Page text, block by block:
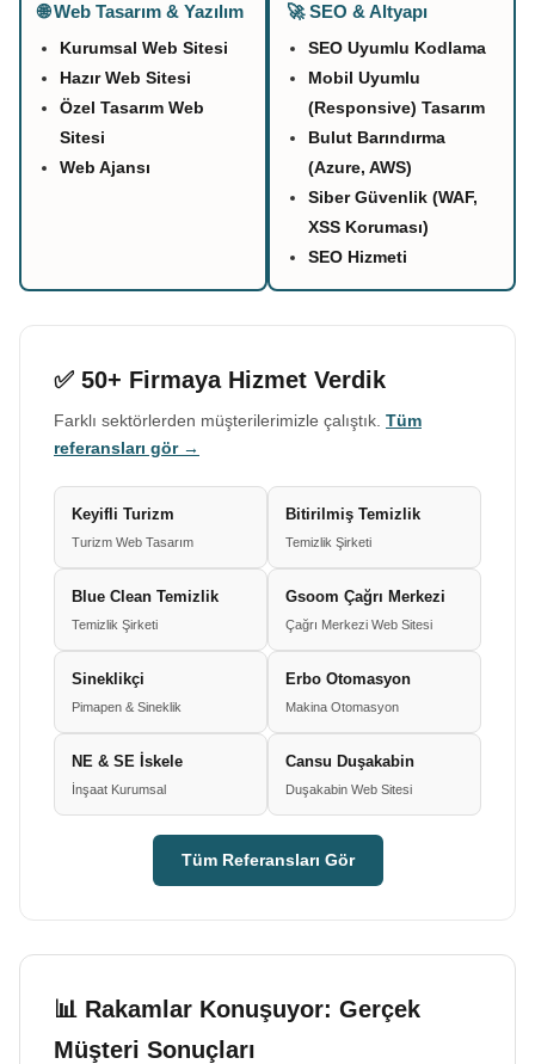
🌐 Web Tasarım & Yazılım
Kurumsal Web Sitesi
Hazır Web Sitesi
Özel Tasarım Web
Sitesi
Web Ajansı
🚀 SEO & Altyapı
SEO Uyumlu Kodlama
Mobil Uyumlu
(Responsive) Tasarım
Bulut Barındırma
(Azure, AWS)
Siber Güvenlik (WAF,
XSS Koruması)
SEO Hizmeti
✅ 50+ Firmaya Hizmet Verdik
Farklı sektörlerden müşterilerimizle çalıştık. Tüm
referansları gör →
Keyifli Turizm
Turizm Web Tasarım
Bitirilmiş Temizlik
Temizlik Şirketi
Blue Clean Temizlik
Temizlik Şirketi
Gsoom Çağrı Merkezi
Çağrı Merkezi Web Sitesi
Sineklikçi
Pimapen & Sineklik
Erbo Otomasyon
Makina Otomasyon
NE & SE İskele
İnşaat Kurumsal
Cansu Duşakabin
Duşakabin Web Sitesi
Tüm Referansları Gör
📊 Rakamlar Konuşuyor: Gerçek
Müşteri Sonuçları